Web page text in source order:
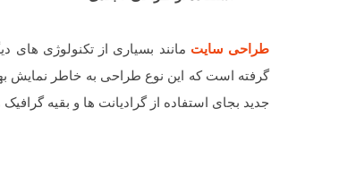
طراحی سایت
گرفته است که این نوع طراحی به خاطر نمایش
جدید بجای استفاده از گرادیانت ها و بقیه